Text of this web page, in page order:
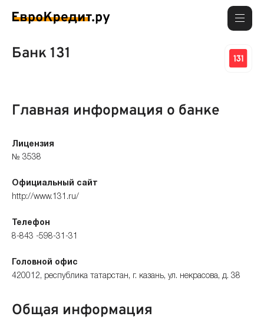
Банк 131
Главная информация о банке
Лицензия
№ 3538
Официальный сайт
http://www.131.ru/
Телефон
8-843 -598-31-31
Головной офис
420012, республика татарстан, г. казань, ул. некрасова, д. 38
Общая информация